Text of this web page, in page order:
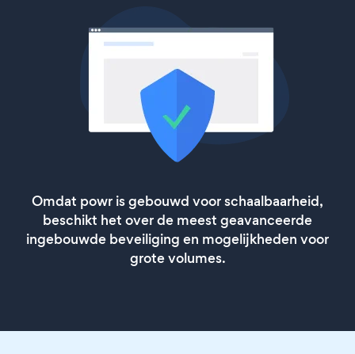
Omdat powr is gebouwd voor schaalbaarheid,
beschikt het over de meest geavanceerde
ingebouwde beveiliging en mogelijkheden voor
grote volumes.